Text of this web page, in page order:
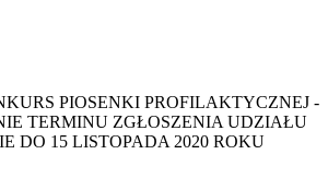
PIOSENKI PROFILAKTYCZNEJ -
TERMINU ZGŁOSZENIA UDZIAŁU
DO 15 LISTOPADA 2020 ROKU